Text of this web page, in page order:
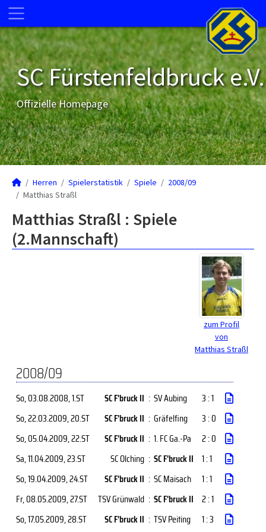
SC Fürstenfeldbruck e.V.
Offizielle Homepage
Herren Spielerstatistik Spiele
2008/09
Matthias Straßl
Matthias Straßl : Spiele
(2.Mannschaft)
zum Profil
von
Matthias Straßl
2008/09
So, 03.08.2008, 1.ST SC F'bruck II : SV Aubing
3 : 1
So, 22.03.2009, 20.ST SC F'bruck II : Gräfelfing
3 : 0
So, 05.04.2009, 22.ST SC F'bruck II : 1. FC Ga.-Pa
2 : 0
Sa, 11.04.2009, 23.ST SC Olching : SC F'bruck II 1 : 1
So, 19.04.2009, 24.ST SC F'bruck II : SC Maisach
1 : 1
Fr, 08.05.2009, 27.ST TSV Grünwald : SC F'bruck II 2 : 1
So, 17.05.2009, 28.ST SC F'bruck II : TSV Peiting 1 : 3